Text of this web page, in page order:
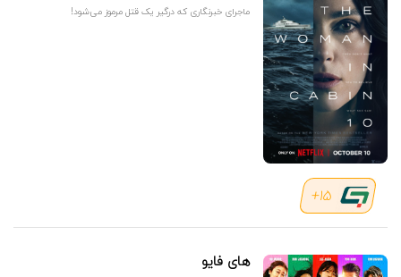
ماجرای خبرنگاری که درگیر یک قتل مرموز می‌شود!
15+
های فایو